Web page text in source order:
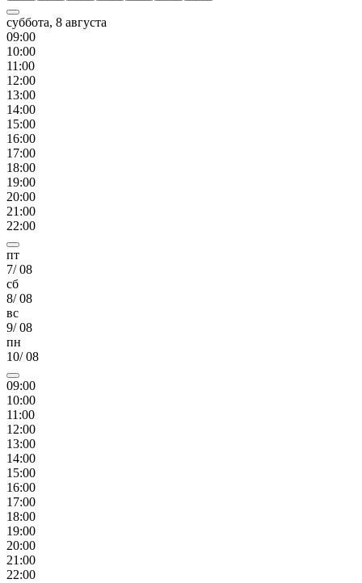
суббота, 8 августа
09:00
10:00
11:00
12:00
13:00
14:00
15:00
16:00
17:00
18:00
19:00
20:00
21:00
22:00
пт
7/08
сб
8/08
вс
9/08
пн
10/08
09:00
10:00
11:00
12:00
13:00
14:00
15:00
16:00
17:00
18:00
19:00
20:00
21:00
22:00